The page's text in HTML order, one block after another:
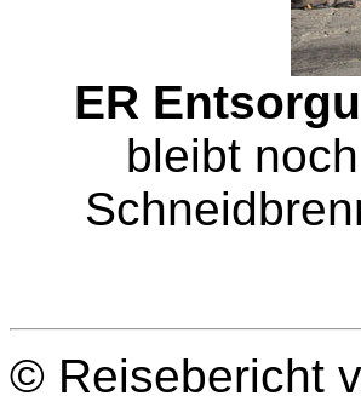
ER
bleibt
© Reisebericht